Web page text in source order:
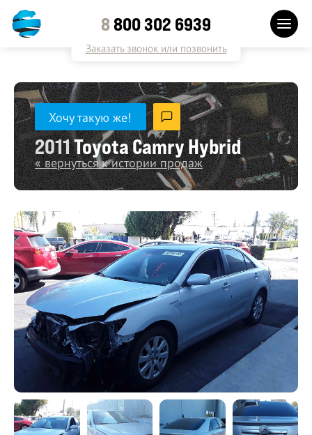
8800 302 6939
Заказать звонок или позвонить
2011Toyota Camry Hybrid
« вернуться к истории продаж
Хочу такую же!